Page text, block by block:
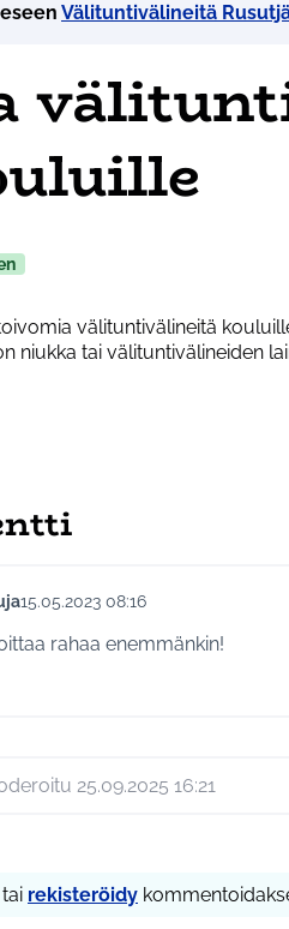
Välituntivälineitä
välituntivälineitä
niukka tai välituntivälineiden
mukaan: Koko Tuusula
15.05.2023 08:16
rahaa enemmänkin!
25.09.2025 16:21
tai rekisteröidy